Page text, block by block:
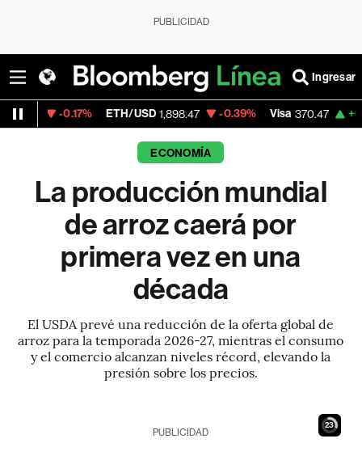
PUBLICIDAD
Ingresar
ETH/USD 1,898.47 -0.39% Visa 370.47 +0.52%
ECONOMÍA
La producción mundial
de arroz caerá por
primera vez en una
década
El USDA prevé una reducción de la oferta global de
arroz para la temporada 2026-27, mientras el consumo
y el comercio alcanzan niveles récord, elevando la
presión sobre los precios.
22
PUBLICIDAD